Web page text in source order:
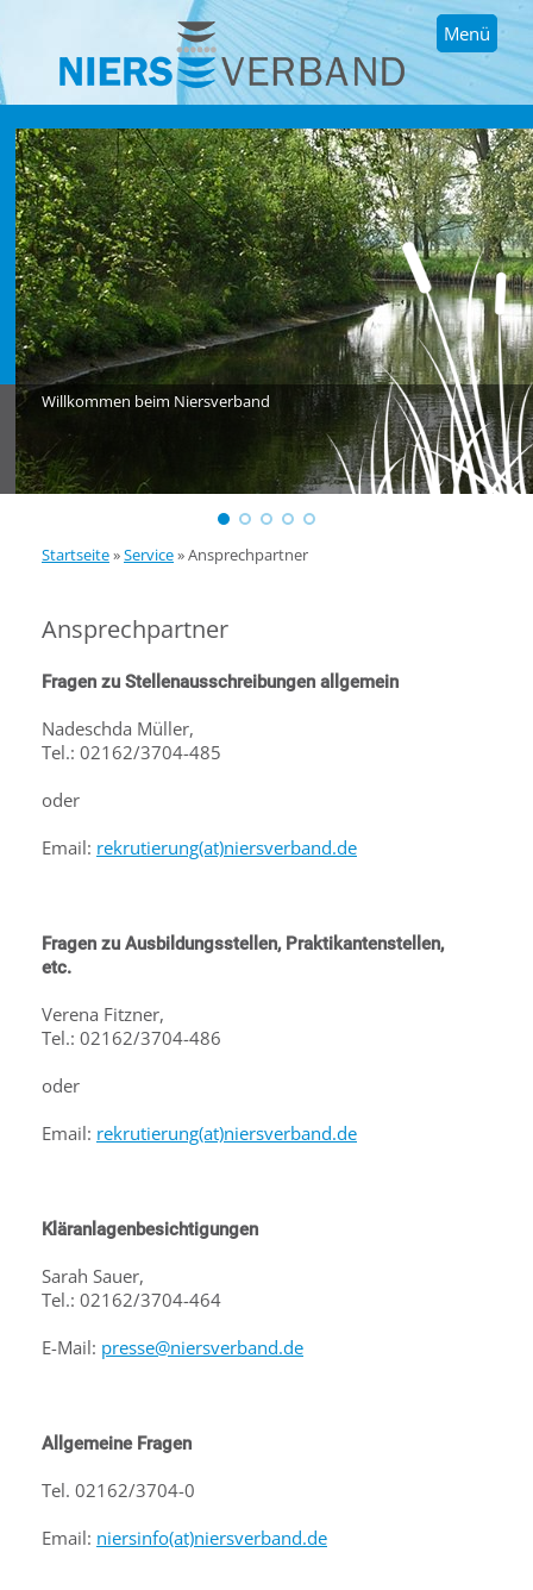
Menü
Willkommen beim Niersverband
Startseite»Service»Ansprechpartner
Ansprechpartner
Fragen zu Stellenausschreibungen allgemein
Nadeschda Müller,
Tel.: 02162/3704-485
oder
Email: rekrutierung(at)niersverband.de
Fragen zu Ausbildungsstellen, Praktikantenstellen,
etc.
Verena Fitzner,
Tel.: 02162/3704-486
oder
Email: rekrutierung(at)niersverband.de
Kläranlagenbesichtigungen
Sarah Sauer,
Tel.: 02162/3704-464
E-Mail: presse@niersverband.de
Allgemeine Fragen
Tel. 02162/3704-0
Email: niersinfo(at)niersverband.de